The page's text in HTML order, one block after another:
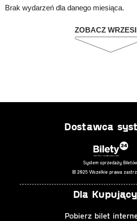
Brak wydarzeń dla danego miesiąca.
ZOBACZ
Dostawca
System sprzedaży
© 2025 Wszelkie prawa
Dla
Pobierz bilet